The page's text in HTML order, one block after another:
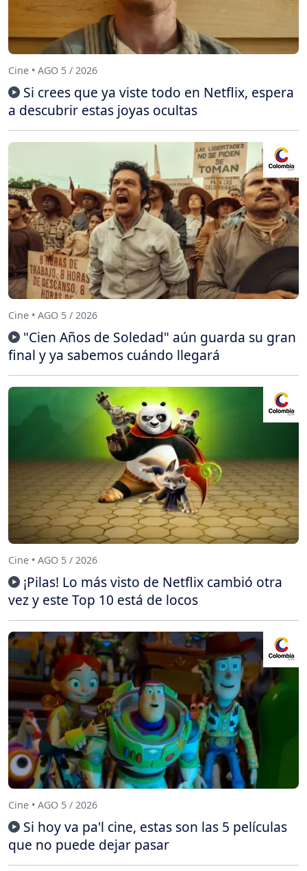
Cine • AGO 5 / 2026
Si crees que ya viste todo en Netflix, espera
a descubrir estas joyas ocultas
Cine • AGO 5 / 2026
"Cien Años de Soledad" aún guarda su gran
final y ya sabemos cuándo llegará
Cine • AGO 5 / 2026
¡Pilas! Lo más visto de Netflix cambió otra
vez y este Top 10 está de locos
Cine • AGO 5 / 2026
Si hoy va pa'l cine, estas son las 5 películas
que no puede dejar pasar